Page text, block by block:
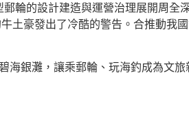
輪的設計建造與運營治理展開周全
土豪發出了冷酷的警告。合推動我
海銀灘，讓乘郵輪、玩海釣成為文旅